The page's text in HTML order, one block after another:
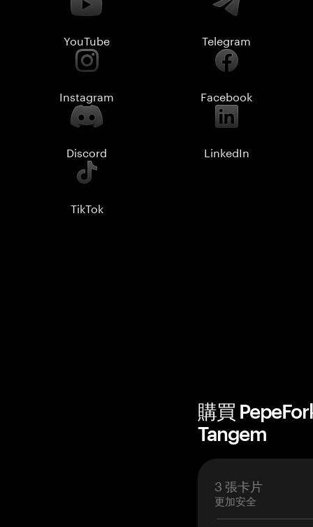
YouTube Telegram
Instagram Facebook
Discord LinkedIn
TikTok
購買
Tangem
3 張卡片
更加安全